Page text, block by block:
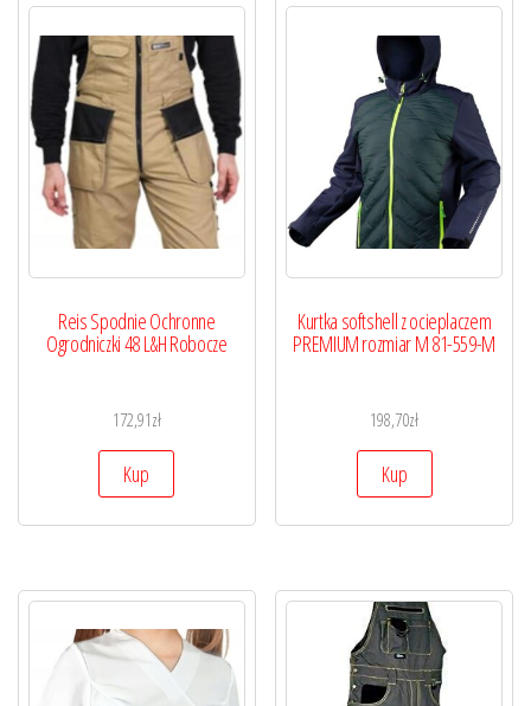
Reis Spodnie Ochronne
Ogrodniczki 48 L&H Robocze
172,91zł
Kup
Kurtka softshell z ocieplaczem
PREMIUM rozmiar M 81-559-M
198,70zł
Kup